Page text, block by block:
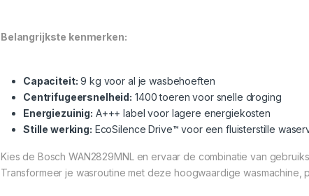
Belangrijkste kenmerken:
Capaciteit: 9 kg voor al je wasbehoeften
Centrifugeersnelheid: 1400 toeren voor snelle droging
Energiezuinig: A+++ label voor lagere energiekosten
Stille werking: EcoSilence Drive™ voor een fluisterstille
Kies de Bosch WAN2829MNL en ervaar de combinatie van
Transformeer je wasroutine met deze hoogwaardige